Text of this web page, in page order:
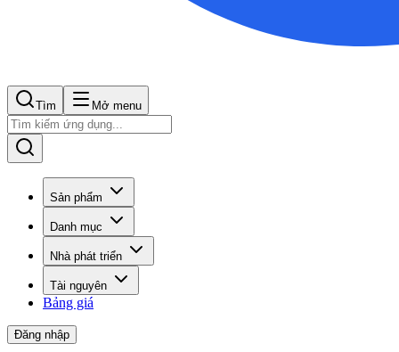
Tìm Mở menu
Sản phẩm
Danh mục
Nhà phát triển
Tài nguyên
Bảng giá
Đăng nhập